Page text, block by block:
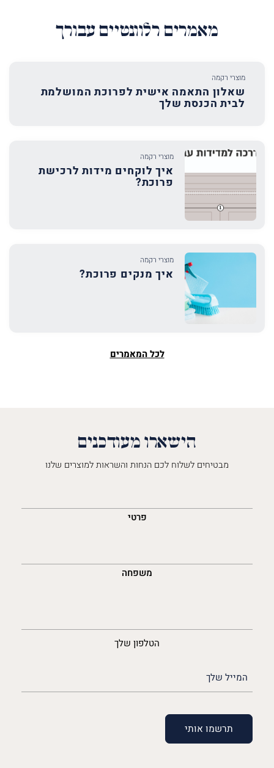
מאמרים רלוונטיים עבורך
מוצרי רקמה
שאלון התאמה אישית לפרוכת המושלמת
לבית הכנסת שלך
מוצרי רקמה
איך לוקחים מידות לרכישת
פרוכת?
מוצרי רקמה
איך מנקים פרוכת?
לכל המאמרים
הישארו מעודכנים
מבטיחים לשלוח לכם הנחות והשראות למוצרים שלנו
פרטי
משפחה
הטלפון שלך
(חובה)